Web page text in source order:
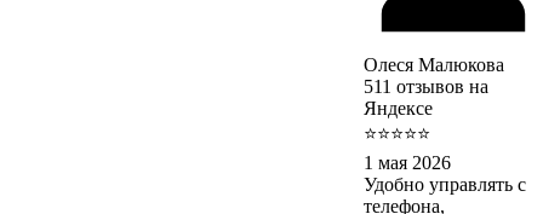
Олеся Малюкова
511 отзывов на
Яндексе
⭐⭐⭐⭐⭐
1 мая 2026
Удобно управлять с
телефона,